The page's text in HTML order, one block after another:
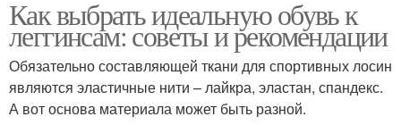
Как выбрать идеальную обувь к
леггинсам: советы и рекомендации
Обязательно составляющей ткани для спортивных лосин
являются эластичные нити – лайкра, эластан, спандекс.
А вот основа материала может быть разной.